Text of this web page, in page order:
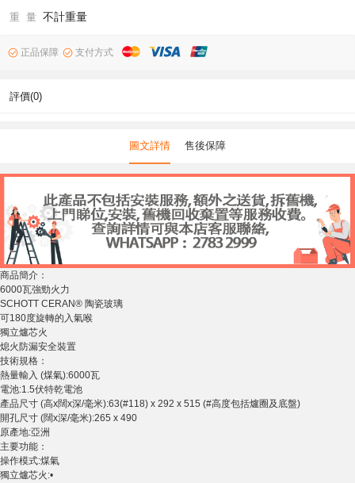
重 量 不計重量
正品保障 支付方式
評價(0)
圖文詳情 售後保障
商品簡介：
6000瓦強勁火力
SCHOTT CERAN® 陶瓷玻璃
可180度旋轉的入氣喉
獨立爐芯火
熄火防漏安全裝置
技術規格：
熱量輸入 (煤氣):6000瓦
電池:1.5伏特乾電池
產品尺寸 (高x闊x深/毫米):63(#118) x 292 x 515 (#高度包括爐圈及底盤)
開孔尺寸 (闊x深/毫米):265 x 490
原產地:亞洲
主要功能：
操作模式:煤氣
獨立爐芯火:•